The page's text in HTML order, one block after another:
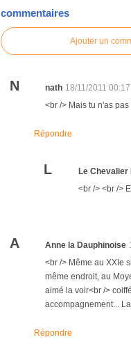
commentaires
Ajouter un
N nath 18/11/2011 00:17
<br /> Mais tu n'as
Répondre
L Le Chevalier
<br /> <br />
A Anne la Dauphinoise
<br /> Même au XXIe
même endroit, au
aimé la voir<br />
accompagnement...
Répondre